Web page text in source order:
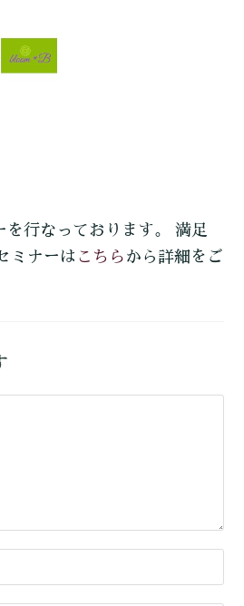
行なっております。 満足
ミナーは こちら から詳細をご